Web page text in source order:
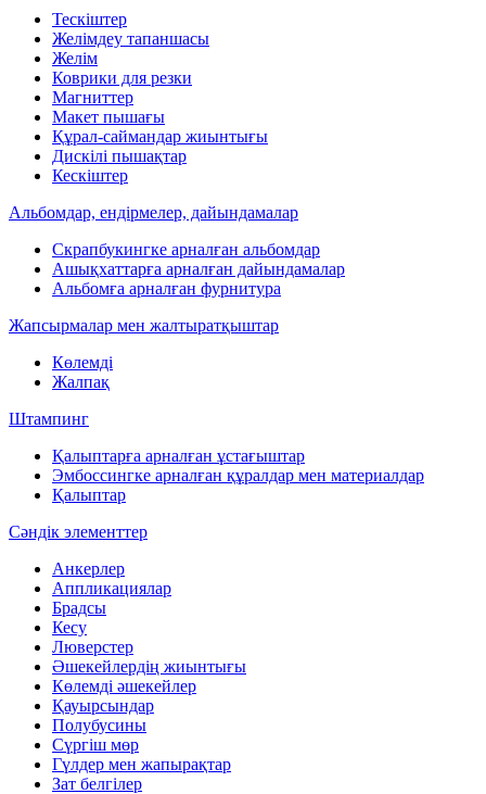
Тескіштер
Желімдеу тапаншасы
Желім
Коврики для резки
Магниттер
Макет пышағы
Құрал-саймандар жиынтығы
Дискілі пышақтар
Кескіштер
Альбомдар, ендірмелер, дайындамалар
Скрапбукингке арналған альбомдар
Ашықхаттарға арналған дайындамалар
Альбомға арналған фурнитура
Жапсырмалар мен жалтыратқыштар
Көлемді
Жалпақ
Штампинг
Қалыптарға арналған ұстағыштар
Эмбоссингке арналған құралдар мен материалдар
Қалыптар
Сәндік элементтер
Анкерлер
Аппликациялар
Брадсы
Кесу
Люверстер
Әшекейлердің жиынтығы
Көлемді әшекейлер
Қауырсындар
Полубусины
Сүргіш мөр
Гүлдер мен жапырақтар
Зат белгілер